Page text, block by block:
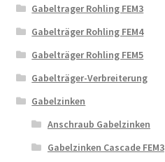
Gabeltrager Rohling FEM3
Gabelträger Rohling FEM4
Gabelträger Rohling FEM5
Gabelträger-Verbreiterung
Gabelzinken
Anschraub Gabelzinken
Gabelzinken Cascade FEM3